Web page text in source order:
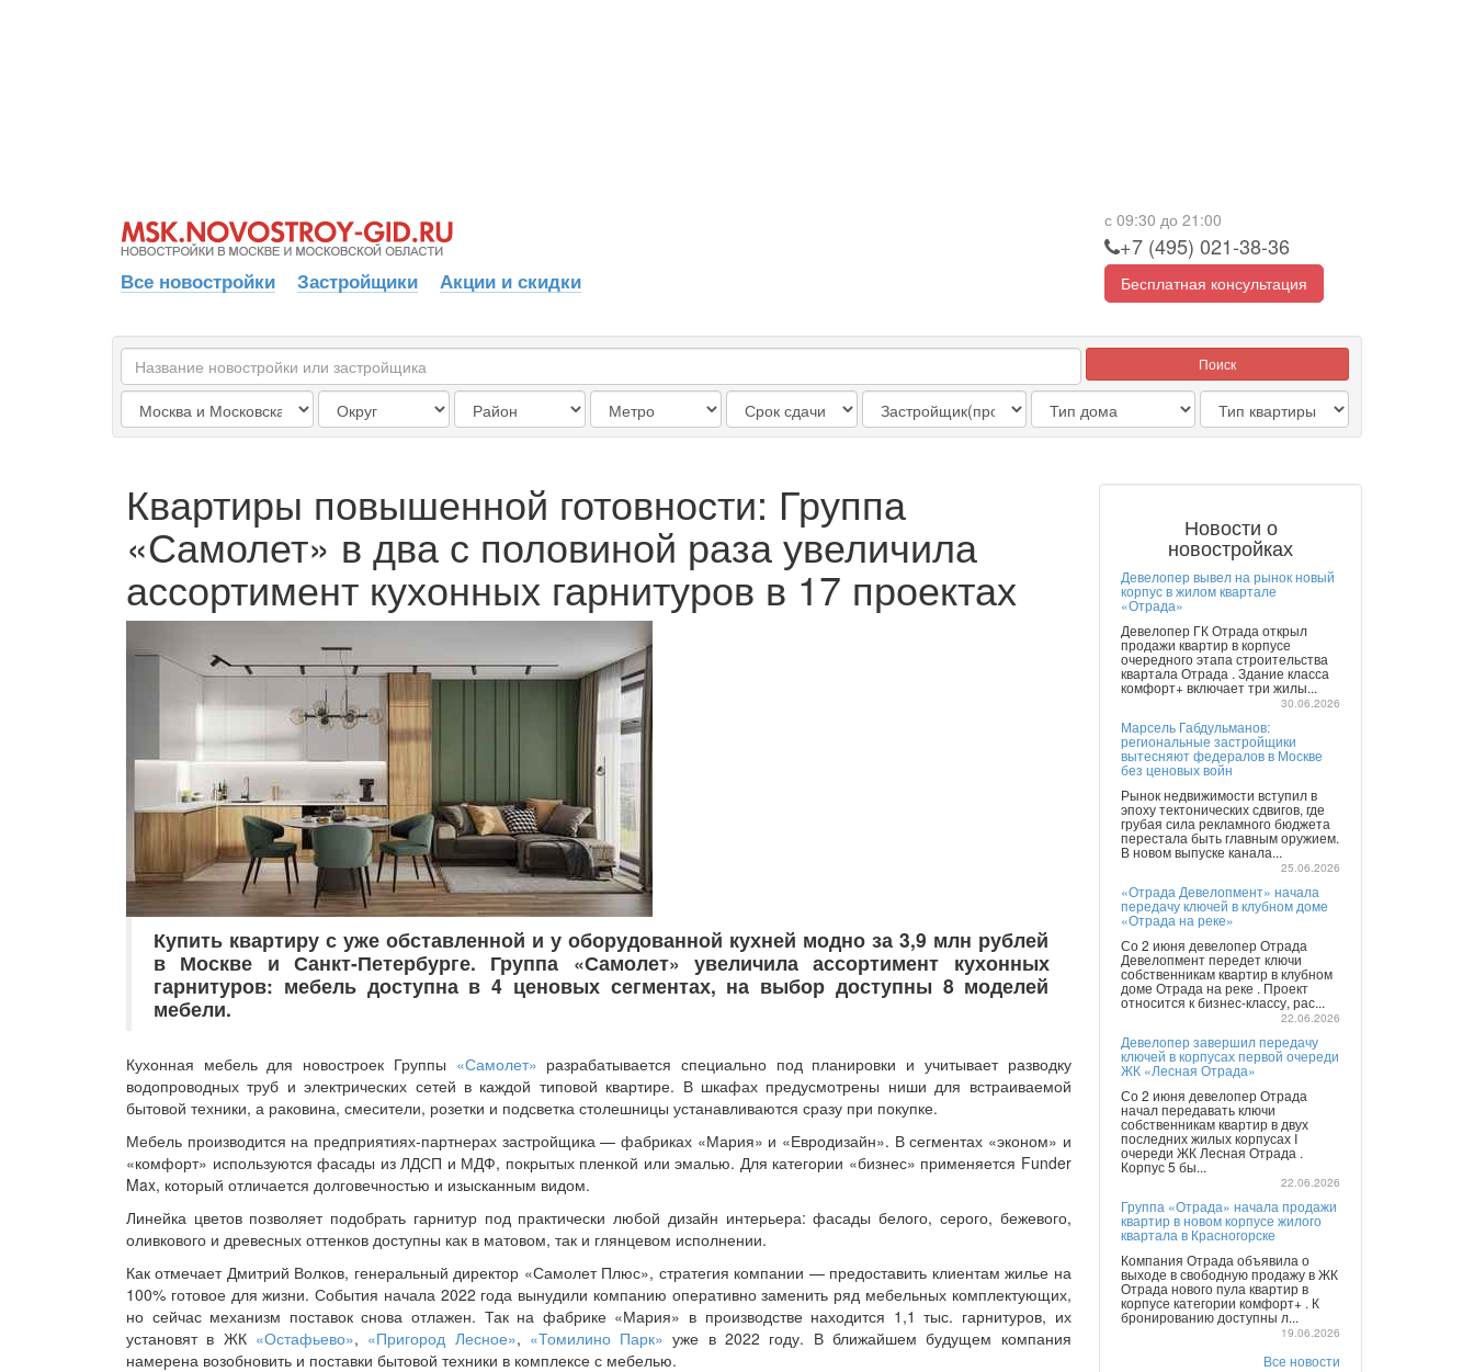
Все новостройки Застройщики Акции и скидки
с 09:30 до 21:00
+7 (495) 021-38-36
Бесплатная консультация
Поиск
Квартиры повышенной готовности: Группа
«Самолет» в два с половиной раза увеличила
ассортимент кухонных гарнитуров в 17 проектах
Купить квартиру с уже обставленной и у оборудованной кухней модно за 3,9 млн рублей
в Москве и Санкт-Петербурге. Группа «Самолет» увеличила ассортимент кухонных
гарнитуров: мебель доступна в 4 ценовых сегментах, на выбор доступны 8 моделей
мебели.
Кухонная мебель для новостроек Группы «Самолет» разрабатывается специально под планировки и учитывает разводку
водопроводных труб и электрических сетей в каждой типовой квартире. В шкафах предусмотрены ниши для встраиваемой
бытовой техники, а раковина, смесители, розетки и подсветка столешницы устанавливаются сразу при покупке.
Мебель производится на предприятиях-партнерах застройщика — фабриках «Мария» и «Евродизайн». В сегментах «эконом» и
«комфорт» используются фасады из ЛДСП и МДФ, покрытых пленкой или эмалью. Для категории «бизнес» применяется Funder
Max, который отличается долговечностью и изысканным видом.
Линейка цветов позволяет подобрать гарнитур под практически любой дизайн интерьера: фасады белого, серого, бежевого,
оливкового и древесных оттенков доступны как в матовом, так и глянцевом исполнении.
Как отмечает Дмитрий Волков, генеральный директор «Самолет Плюс», стратегия компании — предоставить клиентам жилье на
100% готовое для жизни. События начала 2022 года вынудили компанию оперативно заменить ряд мебельных комплектующих,
но сейчас механизм поставок снова отлажен. Так на фабрике «Мария» в производстве находится 1,1 тыс. гарнитуров, их
установят в ЖК «Остафьево», «Пригород Лесное», «Томилино Парк» уже в 2022 году. В ближайшем будущем компания
намерена возобновить и поставки бытовой техники в комплексе с мебелью.
Новости о
новостройках
Девелопер вывел на рынок новый
корпус в жилом квартале
«Отрада»
Девелопер ГК Отрада открыл
продажи квартир в корпусе
очередного этапа строительства
квартала Отрада . Здание класса
комфорт+ включает три жилы...
30.06.2026
Марсель Габдульманов:
региональные застройщики
вытесняют федералов в Москве
без ценовых войн
Рынок недвижимости вступил в
эпоху тектонических сдвигов, где
грубая сила рекламного бюджета
перестала быть главным оружием.
В новом выпуске канала...
25.06.2026
«Отрада Девелопмент» начала
передачу ключей в клубном доме
«Отрада на реке»
Со 2 июня девелопер Отрада
Девелопмент передет ключи
собственникам квартир в клубном
доме Отрада на реке . Проект
относится к бизнес-классу, рас...
22.06.2026
Девелопер завершил передачу
ключей в корпусах первой очереди
ЖК «Лесная Отрада»
Со 2 июня девелопер Отрада
начал передавать ключи
собственникам квартир в двух
последних жилых корпусах I
очереди ЖК Лесная Отрада .
Корпус 5 бы...
22.06.2026
Группа «Отрада» начала продажи
квартир в новом корпусе жилого
квартала в Красногорске
Компания Отрада объявила о
выходе в свободную продажу в ЖК
Отрада нового пула квартир в
корпусе категории комфорт+ . К
бронированию доступны л...
19.06.2026
Все новости